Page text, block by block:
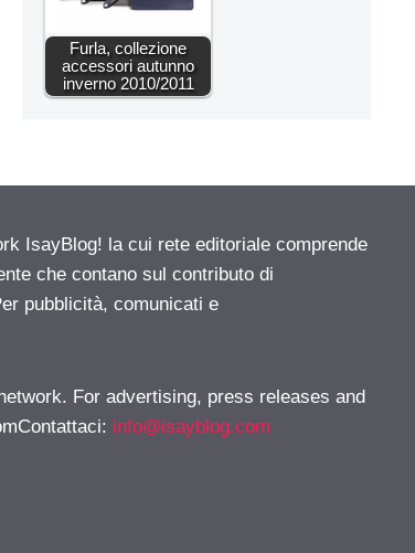
Furla, collezione
accessori autunno
inverno 2010/2011
IsayBlog! la cui rete editoriale comprende
che contano sul contributo di
pubblicità, comunicati e
For advertising, press releases and
: info@isayblog.com